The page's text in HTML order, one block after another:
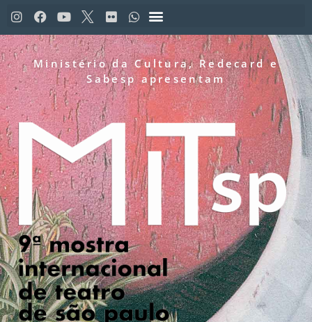
Ministério da Cultura, Redecard e
Sabesp apresentam